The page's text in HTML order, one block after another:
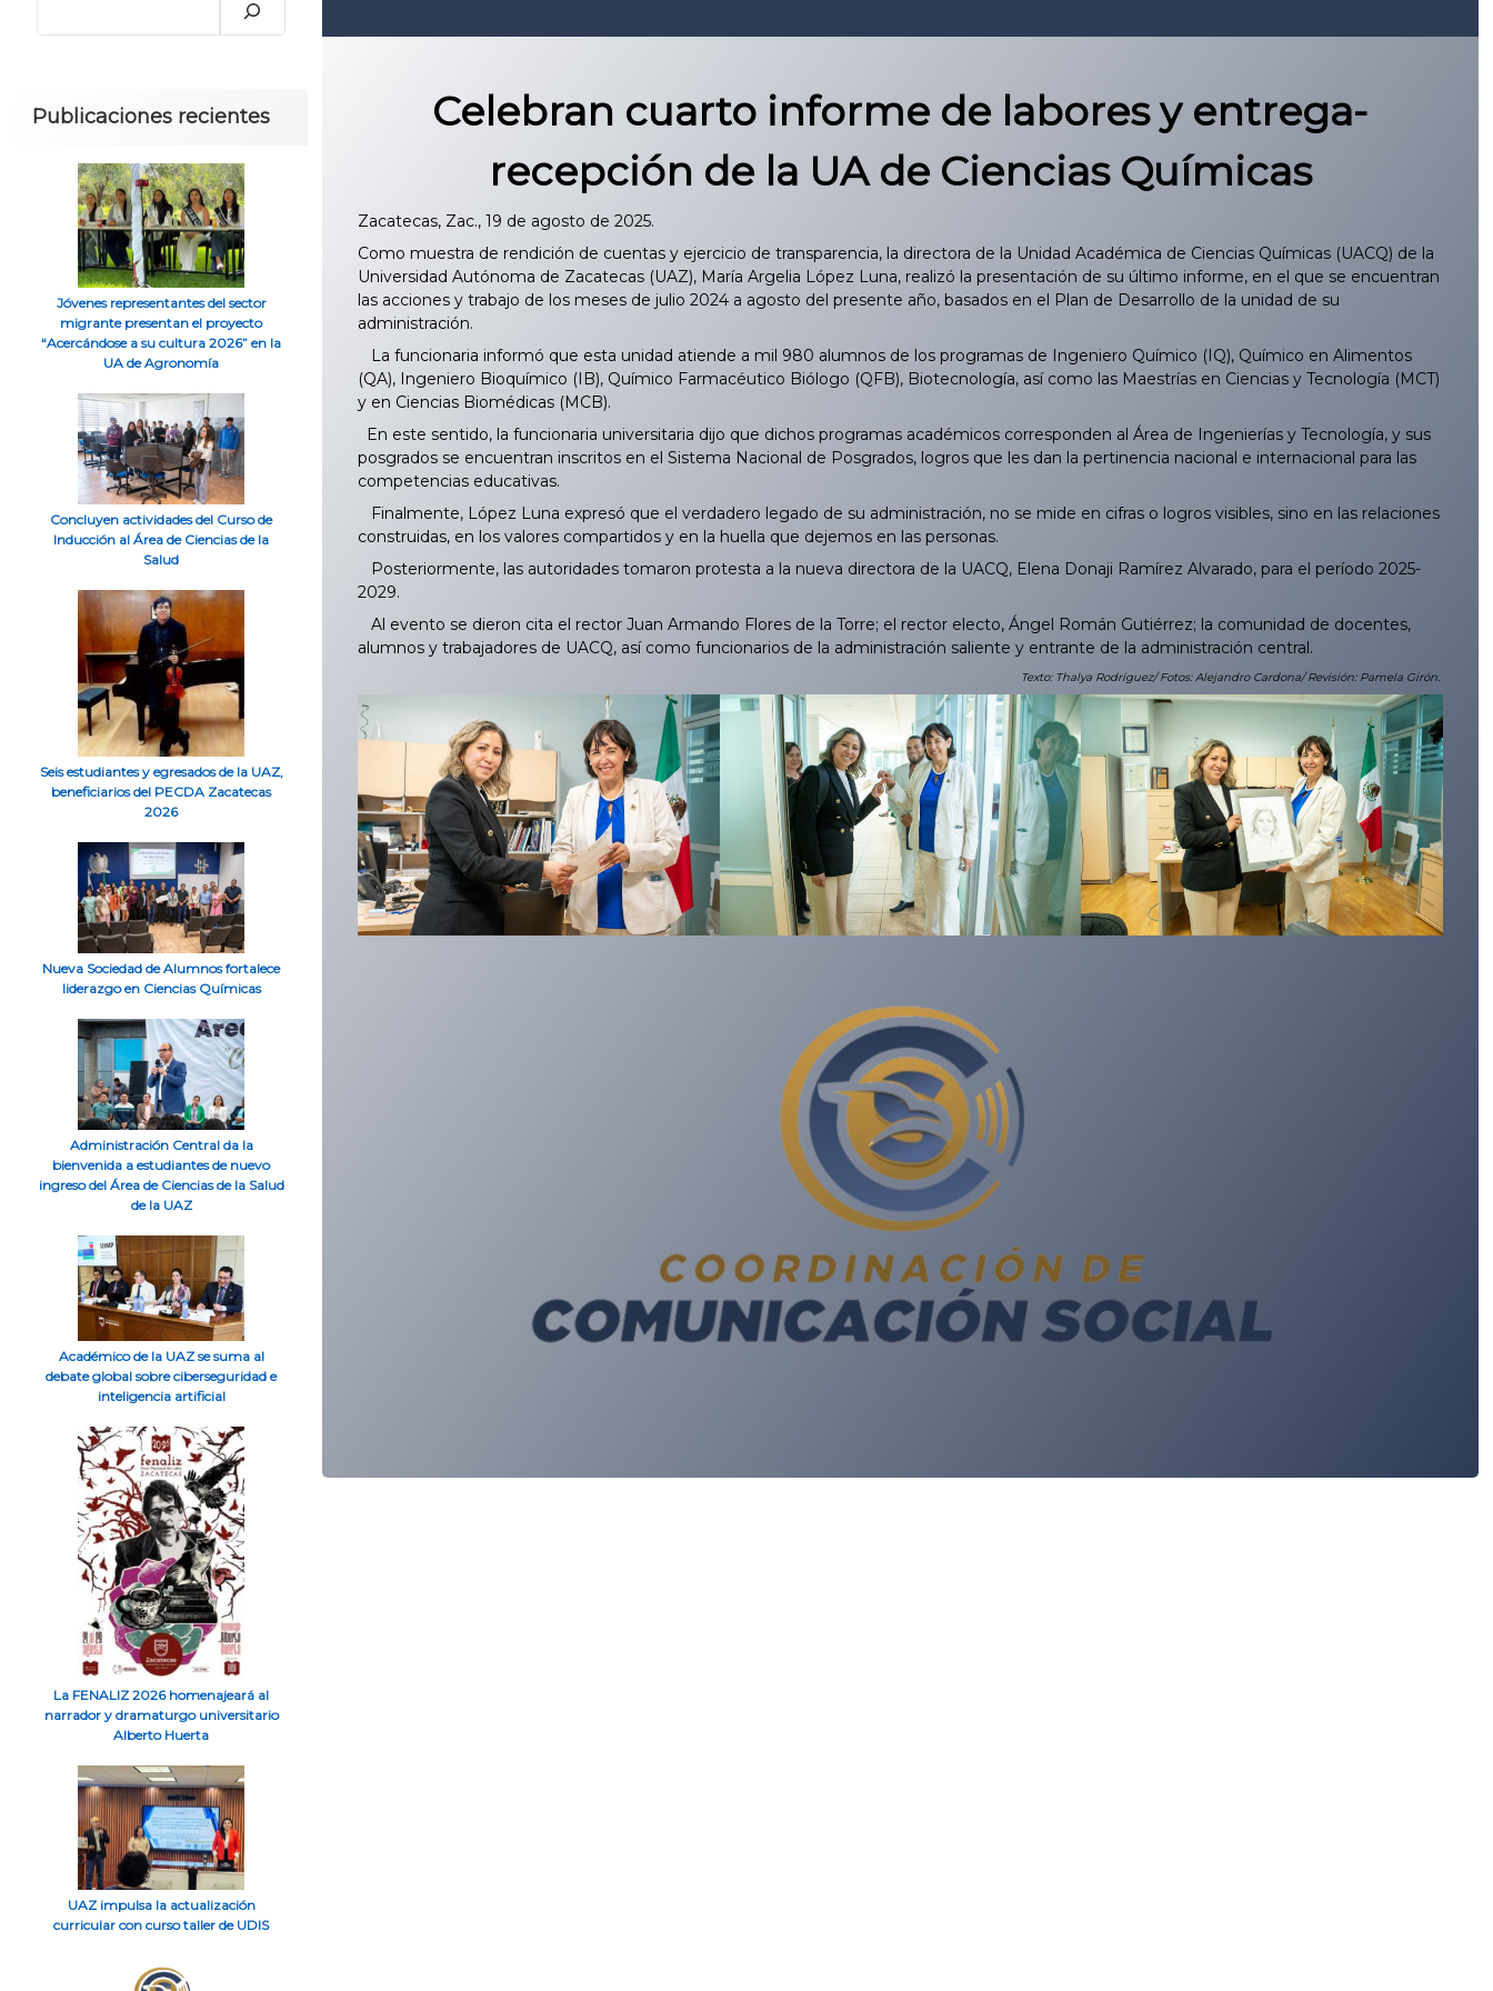
Celebran cuarto informe de labores y entrega-
recepción de la UA de Ciencias Químicas
Zacatecas, Zac., 19 de agosto de 2025.
Como muestra de rendición de cuentas y ejercicio de transparencia, la directora de la Unidad Académica de Ciencias Químicas (UACQ) de la
Universidad Autónoma de Zacatecas (UAZ), María Argelia López Luna, realizó la presentación de su último informe, en el que se encuentran
las acciones y trabajo de los meses de julio 2024 a agosto del presente año, basados en el Plan de Desarrollo de la unidad de su
administración.
La funcionaria informó que esta unidad atiende a mil 980 alumnos de los programas de Ingeniero Químico (IQ), Químico en Alimentos
(QA), Ingeniero Bioquímico (IB), Químico Farmacéutico Biólogo (QFB), Biotecnología, así como las Maestrías en Ciencias y Tecnología (MCT)
y en Ciencias Biomédicas (MCB).
En este sentido, la funcionaria universitaria dijo que dichos programas académicos corresponden al Área de Ingenierías y Tecnología, y sus
posgrados se encuentran inscritos en el Sistema Nacional de Posgrados, logros que les dan la pertinencia nacional e internacional para las
competencias educativas.
Finalmente, López Luna expresó que el verdadero legado de su administración, no se mide en cifras o logros visibles, sino en las relaciones
construidas, en los valores compartidos y en la huella que dejemos en las personas.
Posteriormente, las autoridades tomaron protesta a la nueva directora de la UACQ, Elena Donaji Ramírez Alvarado, para el período 2025-
2029.
Al evento se dieron cita el rector Juan Armando Flores de la Torre; el rector electo, Ángel Román Gutiérrez; la comunidad de docentes,
alumnos y trabajadores de UACQ, así como funcionarios de la administración saliente y entrante de la administración central.
Texto: Thalya Rodríguez/ Fotos: Alejandro Cardona/ Revisión: Pamela Girón.
Publicaciones recientes
Jóvenes representantes del sector
migrante presentan el proyecto
“Acercándose a su cultura 2026” en la
UA de Agronomía
Concluyen actividades del Curso de
Inducción al Área de Ciencias de la
Salud
Seis estudiantes y egresados de la UAZ,
beneficiarios del PECDA Zacatecas
2026
Nueva Sociedad de Alumnos fortalece
liderazgo en Ciencias Químicas
Administración Central da la
bienvenida a estudiantes de nuevo
ingreso del Área de Ciencias de la Salud
de la UAZ
Académico de la UAZ se suma al
debate global sobre ciberseguridad e
inteligencia artificial
La FENALIZ 2026 homenajeará al
narrador y dramaturgo universitario
Alberto Huerta
UAZ impulsa la actualización
curricular con curso taller de UDIS